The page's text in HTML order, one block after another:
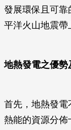
發展環保且可靠
平洋火山地震帶
地熱發電之優勢
首先，地熱發
熱能的資源分佈